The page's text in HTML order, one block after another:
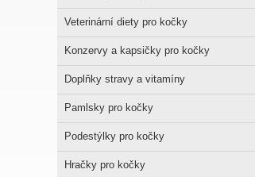
Veterinární diety pro kočky
Konzervy a kapsičky pro kočky
Doplňky stravy a vitamíny
Pamlsky pro kočky
Podestýlky pro kočky
Hračky pro kočky